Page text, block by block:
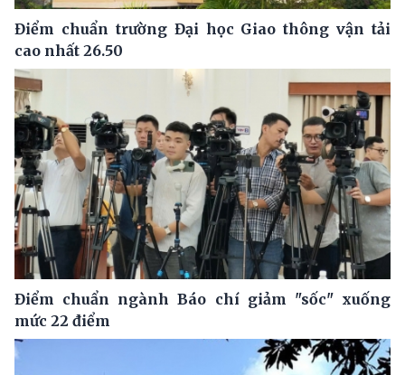
Điểm chuẩn trường Đại học Giao thông vận tải
cao nhất 26.50
Điểm chuẩn ngành Báo chí giảm "sốc" xuống
mức 22 điểm